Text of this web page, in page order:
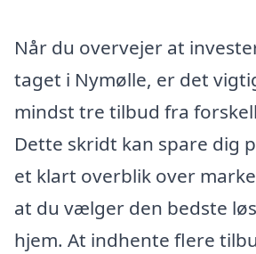
Når du overvejer at
taget i Nymølle, er det
mindst tre tilbud fra
Dette skridt kan spare dig
et klart overblik over
at du vælger den bedste
hjem. At indhente flere